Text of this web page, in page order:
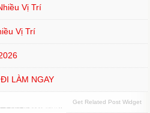
Vị Trí
Vị Trí
LÀM NGAY
Get Related Post Widget